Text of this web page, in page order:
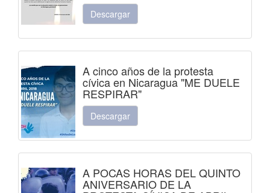
Descargar
A cinco años de la protesta
cívica en Nicaragua "ME DUELE
RESPIRAR"
Descargar
A POCAS HORAS DEL QUINTO
ANIVERSARIO DE LA